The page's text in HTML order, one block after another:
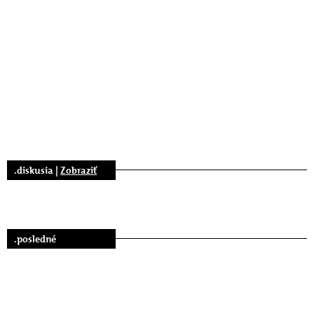
.diskusia | Zobraziť
.posledné